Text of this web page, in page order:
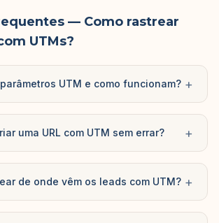
— Como rastrear
UTMs?
UTM e como funcionam? +
uma URL com UTM sem errar? +
de onde vêm os leads com UTM? +